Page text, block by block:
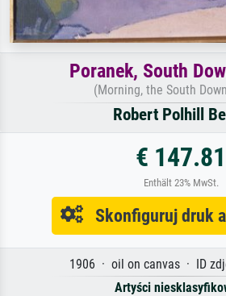
Poranek, South
(Morning, the South
Robert Polhill
€ 147.81
Enthält 23% MwSt.
Skonfiguruj druk
1906 · oil on canvas · ID
Artyści